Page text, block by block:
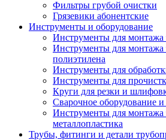
Фильтры грубой очистки
Грязевики абонентские
Инструменты и оборудование
Инструменты для монтажа
Инструменты для монтажа
полиэтилена
Инструменты для
Инструменты для
Круги для резки и
Сварочное оборудование
Инструменты для монтажа
металлопластика
Трубы, фитинги и детали